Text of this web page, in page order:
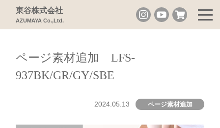
東谷株式会社
AZUMAYA Co.,Ltd.
ページ素材追加 LFS-
937BK/GR/GY/SBE
2024.05.13 ページ素材追加